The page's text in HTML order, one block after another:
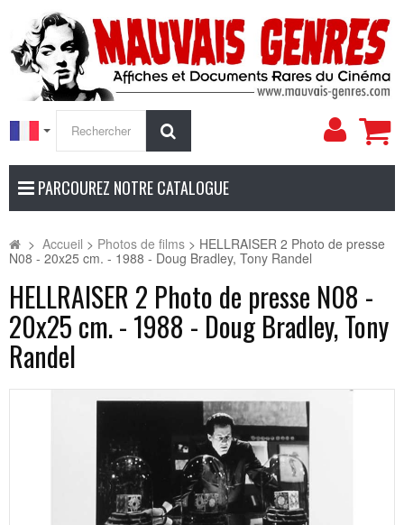
Mon
PARCOUREZ NOTRE CATALOGUE
> Accueil > Photos de films > HELLRAISER 2 Photo de presse
N08 - 20x25 cm. - 1988 - Doug Bradley, Tony Randel
HELLRAISER 2 Photo de presse N08 -
20x25 cm. - 1988 - Doug Bradley, Tony
Randel